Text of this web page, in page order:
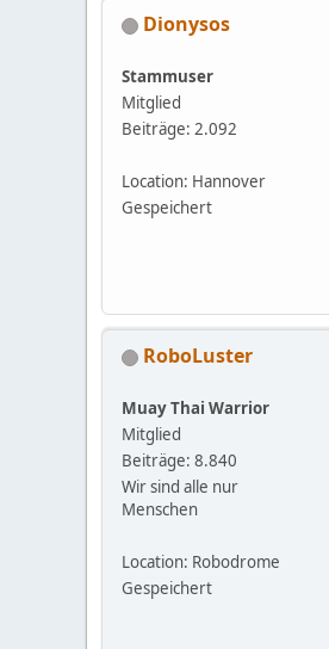
Dionysos
Stammuser
Mitglied
Beiträge: 2.092
Location: Hannover
Gespeichert
RoboLuster
Muay Thai Warrior
Mitglied
Beiträge: 8.840
Wir sind alle nur
Menschen
Location: Robodrome
Gespeichert